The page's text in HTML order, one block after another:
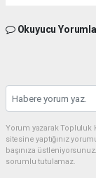
Okuyucu
Yorum yazarak Topluluk
sitesine yaptığınız
başınıza
sorumlu tutulamaz.